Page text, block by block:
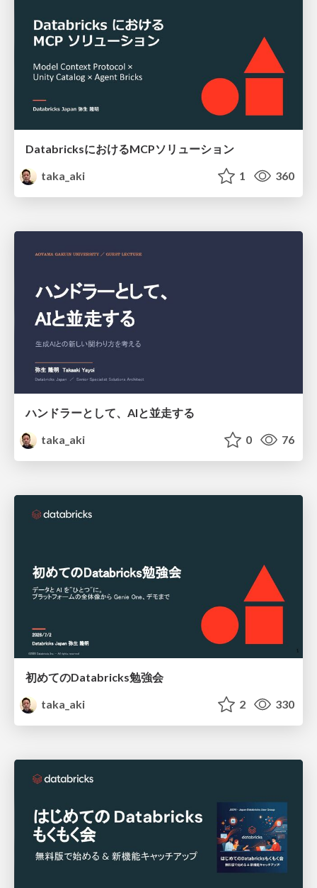
DatabricksにおけるMCPソリューション
taka_aki
1 360
ハンドラーとして、AIと並走する
taka_aki
0 76
初めてのDatabricks勉強会
taka_aki
2 330